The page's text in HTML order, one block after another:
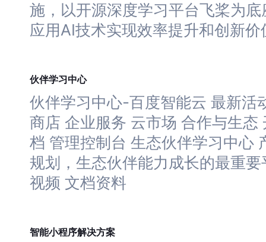
施，以开源深度学习平台飞桨为
应用AI技术实现效率提升和创新
伙伴学习中心
伙伴学习中心-百度智能云 最新活
商店 企业服务 云市场 合作与生
档 管理控制台 生态伙伴学习中心
规划，生态伙伴能力成长的最重
视频 文档资料
智能小程序解决方案